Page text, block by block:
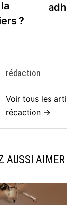
:
?
rédaction
Voir tous les
rédaction →
AUSSI AIMER